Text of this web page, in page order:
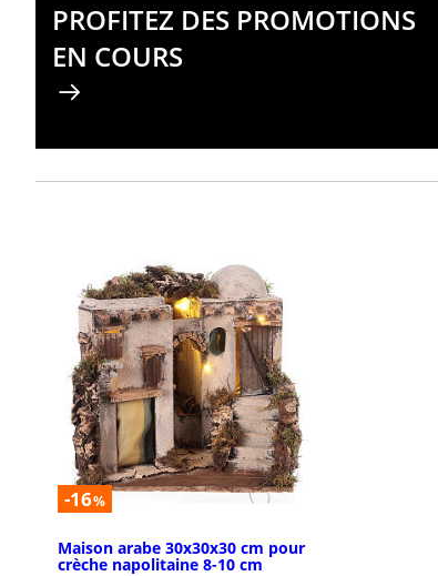
PROFITEZ DES PROMOTIONS
EN COURS
-16%
Maison arabe 30x30x30 cm pour
crèche napolitaine 8-10 cm